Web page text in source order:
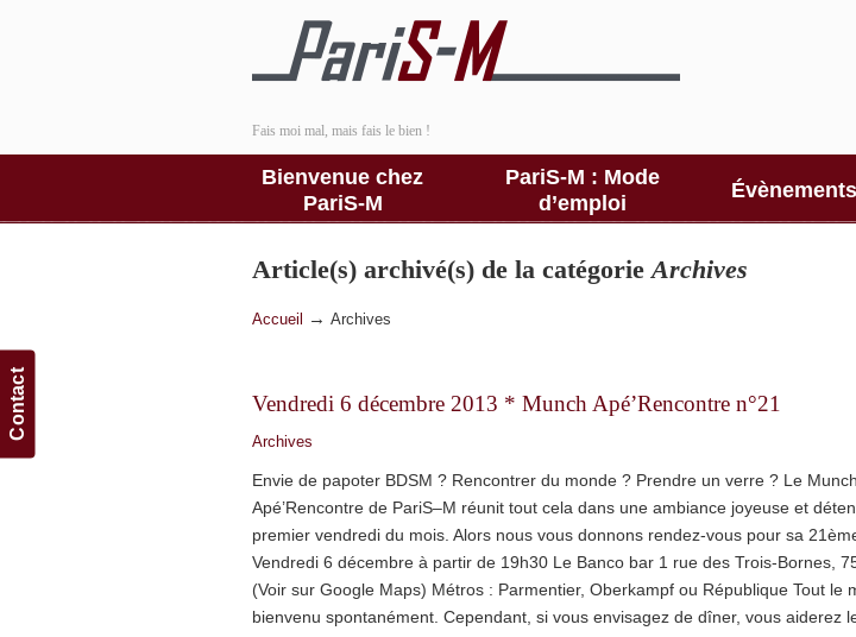
Contact
Fais moi mal, mais fais le bien !
Bienvenue chez
PariS-M
PariS-M : Mode
d’emploi
Évènements
Article(s) archivé(s) de la catégorieArchives
Accueil → Archives
Vendredi 6 décembre 2013 * Munch Apé’Rencontre n°21
Archives
Envie de papoter BDSM ? Rencontrer du monde ? Prendre un verre ? Le Munch
Apé’Rencontre de PariS–M réunit tout cela dans une ambiance joyeuse et
premier vendredi du mois. Alors nous vous donnons rendez-vous pour sa
Vendredi 6 décembre à partir de 19h30 Le Banco bar 1 rue des Trois-Bornes,
(Voir sur Google Maps) Métros : Parmentier, Oberkampf ou République Tout le
bienvenu spontanément. Cependant, si vous envisagez de dîner, vous aiderez